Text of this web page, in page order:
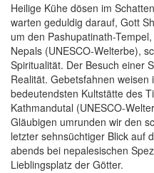
Heilige Kühe dösen im
warten geduldig darauf, Gott
um den Pashupatinath-
Nepals (UNESCO-Welterbe),
Spiritualität. Der Besuch einer
Realität. Gebetsfahnen
bedeutendsten Kultstätte des
Kathmandutal (UNESCO-
Gläubigen umrunden wir den
letzter sehnsüchtiger Blick auf
abends bei nepalesischen
Lieblingsplatz der Götter.